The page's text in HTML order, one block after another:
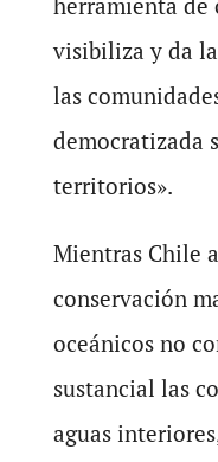
visibiliza y da
las
democratizada
territorios».
Mientras Chile
conservación
oceánicos no
sustancial las
aguas